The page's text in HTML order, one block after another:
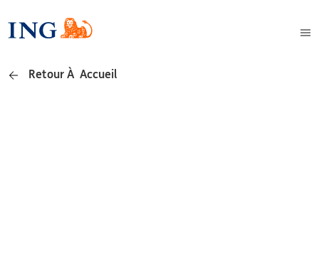
Retour À Accueil